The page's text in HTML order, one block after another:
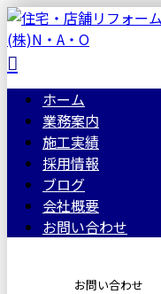
ホーム
業務案内
施工実績
採用情報
ブログ
会社概要
お問い合わせ
お問い合わせ